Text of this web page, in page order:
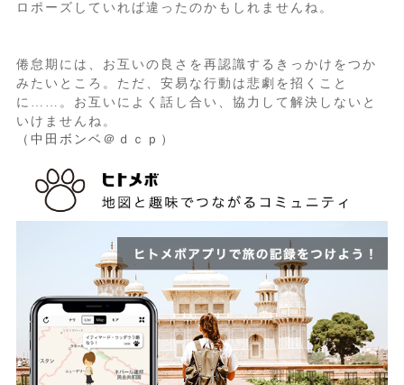
ロポーズしていれば違ったのかもしれませんね。
倦怠期には、お互いの良さを再認識するきっかけをつか
みたいところ。ただ、安易な行動は悲劇を招くこと
に……。お互いによく話し合い、協力して解決しないと
いけませんね。
（中田ボンベ＠ｄｃｐ）